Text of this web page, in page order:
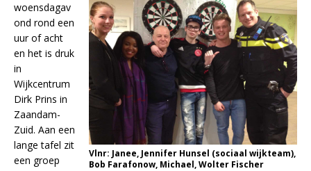
Vlnr: Janee, Jennifer Hunsel (sociaal wijkteam),
Bob Farafonow, Michael, Wolter Fischer
woensdagav
ond rond een
uur of acht
en het is druk
in
Wijkcentrum
Dirk Prins in
Zaandam-
Zuid. Aan een
lange tafel zit
een groep